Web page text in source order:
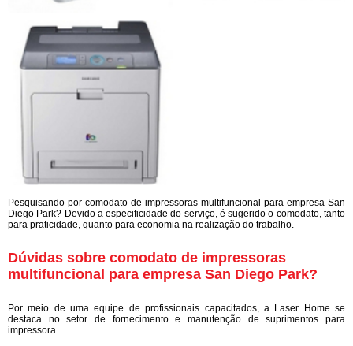
Pesquisando por comodato de impressoras multifuncional para empresa San
Diego Park? Devido a especificidade do serviço, é sugerido o comodato, tanto
para praticidade, quanto para economia na realização do trabalho.
Dúvidas sobre comodato de impressoras
multifuncional para empresa San Diego Park?
Por meio de uma equipe de profissionais capacitados, a Laser Home se
destaca no setor de fornecimento e manutenção de suprimentos para
impressora.